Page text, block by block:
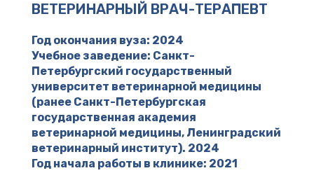
ВЕТЕРИНАРНЫЙ ВРАЧ-ТЕРАПЕВТ
Год окончания вуза: 2024
Учебное заведение: Санкт-
Петербургский государственный
университет ветеринарной медицины
(ранее Санкт-Петербургская
государственная академия
ветеринарной медицины, Ленинградский
ветеринарный институт). 2024
Год начала работы в клинике: 2021